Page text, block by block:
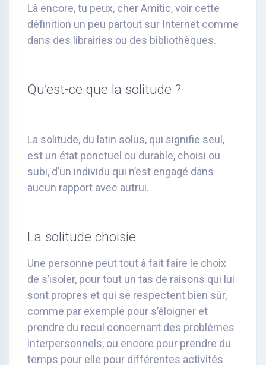
Là encore, tu peux, cher Amitic, voir cette
définition un peu partout sur Internet comme
dans des librairies ou des bibliothèques.
Qu’est-ce que la solitude ?
La solitude, du latin solus, qui signifie seul,
est un état ponctuel ou durable, choisi ou
subi, d’un individu qui n’est engagé dans
aucun rapport avec autrui.
La solitude choisie
Une personne peut tout à fait faire le choix
de s’isoler, pour tout un tas de raisons qui lui
sont propres et qui se respectent bien sûr,
comme par exemple pour s’éloigner et
prendre du recul concernant des problèmes
interpersonnels, ou encore pour prendre du
temps pour elle pour différentes activités